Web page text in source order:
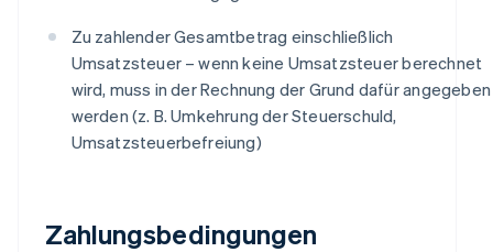
Zu zahlender Gesamtbetrag einschließlich
Umsatzsteuer – wenn keine Umsatzsteuer berechnet
wird, muss in der Rechnung der Grund dafür angegeben
werden (z. B. Umkehrung der Steuerschuld,
Umsatzsteuerbefreiung)
Zahlungsbedingungen